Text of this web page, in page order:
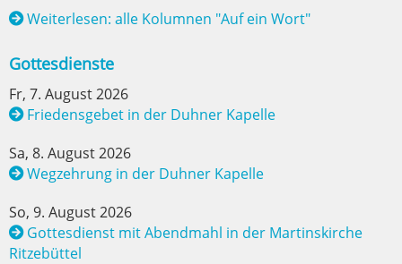
Weiterlesen: alle Kolumnen "Auf ein Wort"
Gottesdienste
Fr, 7. August 2026
Friedensgebet in der Duhner Kapelle
Sa, 8. August 2026
Wegzehrung in der Duhner Kapelle
So, 9. August 2026
Gottesdienst mit Abendmahl in der Martinskirche
Ritzebüttel